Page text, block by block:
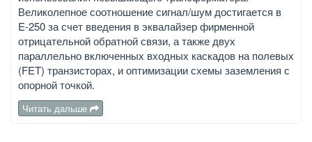
Великолепное соотношение сигнал/шум достигается в
E-250 за счет введения в эквалайзер фирменной
отрицательной обратной связи, а также двух
параллельно включенных входных каскадов на полевых
(FET) транзисторах, и оптимизации схемы заземления с
опорной точкой.
Читать дальше